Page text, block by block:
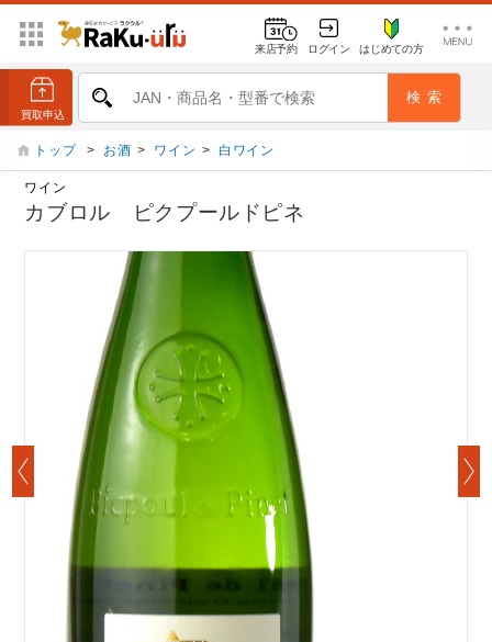
来店予約 ログイン はじめての方
トップ > お酒 > ワイン > 白ワイン
ワイン
カブロル ピクプールドピネ